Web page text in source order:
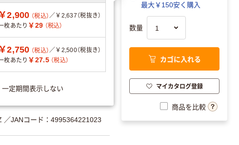
ます。
利用可
／JANコード：4995364221023
最大￥150安く購入
￥2,900 （税込）／￥2,637（税抜き）
枚あたり ￥29 （税込）
￥2,750 （税込）／￥2,500（税抜き）
枚あたり ￥27.5 （税込）
一定期間表示しない
数量
カゴに入れる
マイカタログ登録
商品を比較